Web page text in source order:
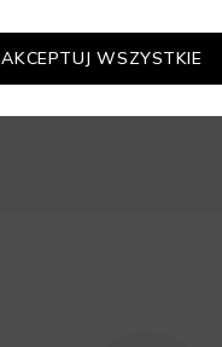
AKCEPTUJ WSZYSTKIE